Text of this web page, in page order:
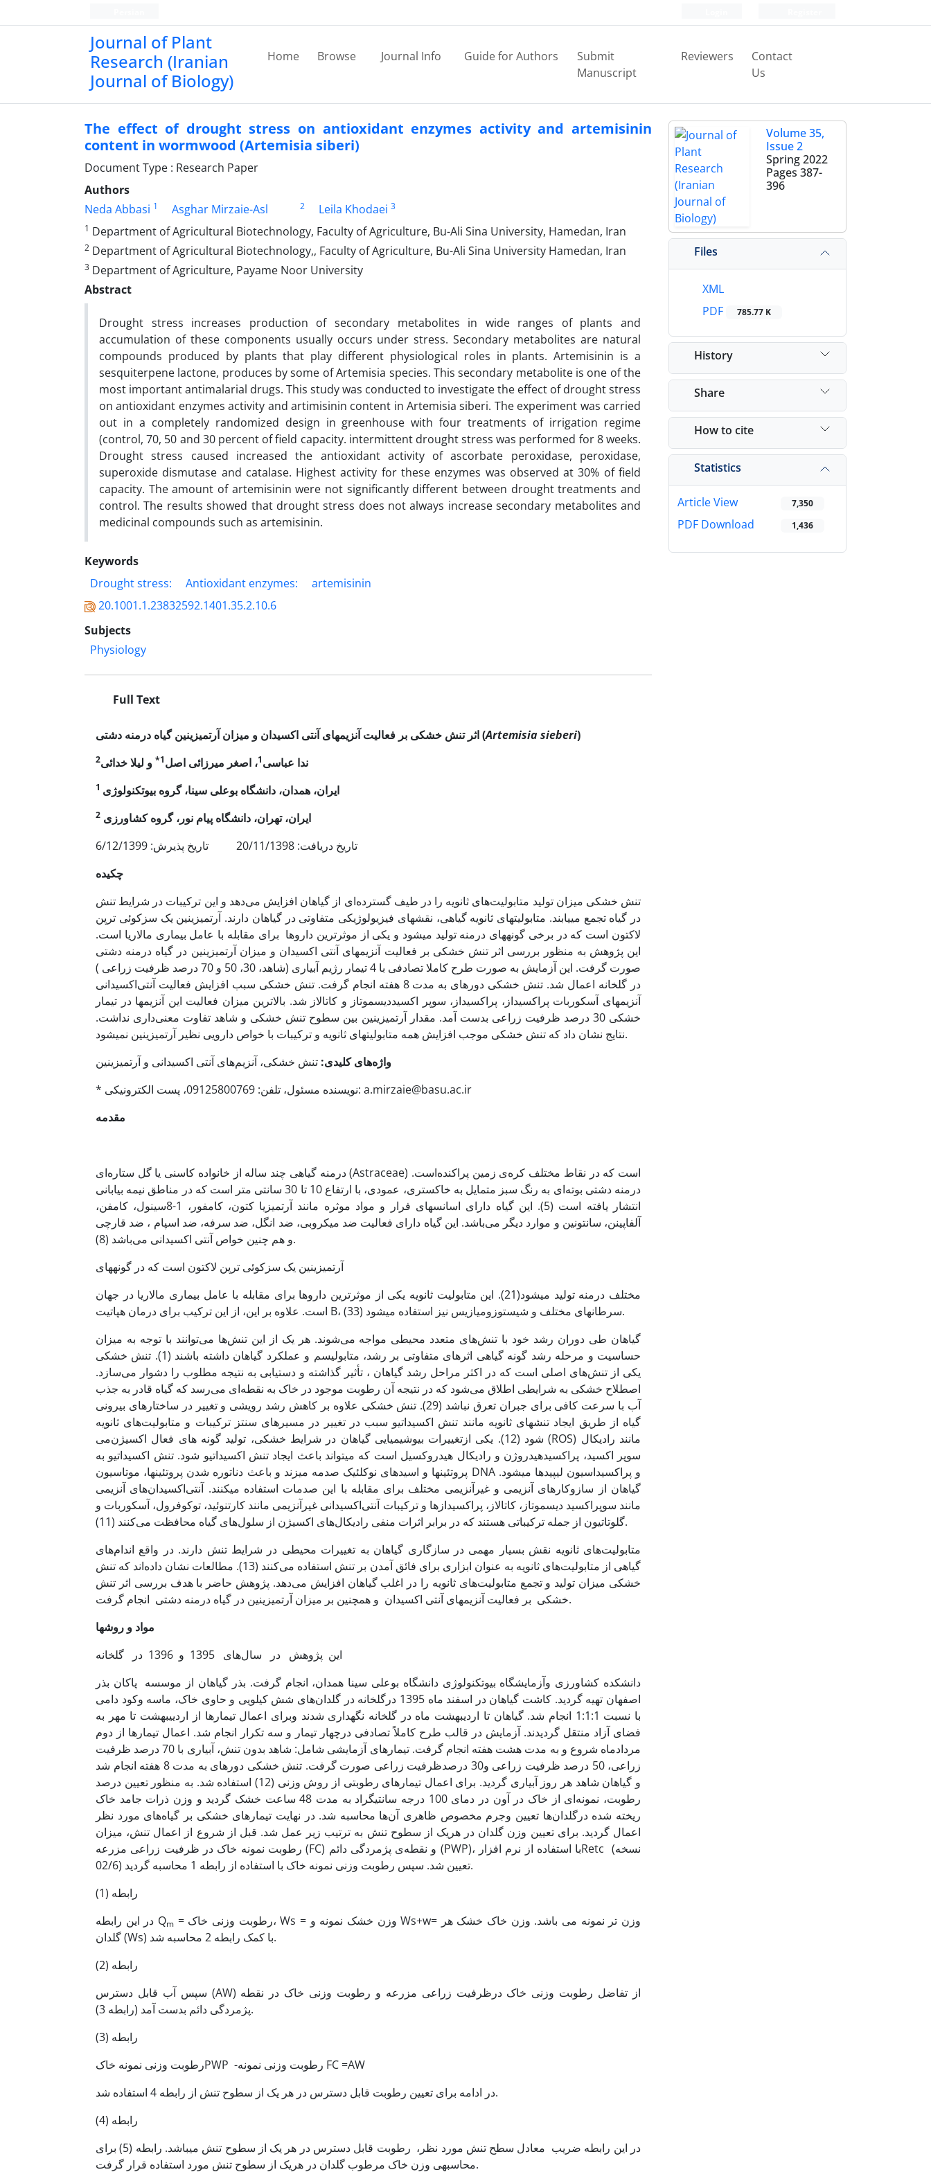
Journal of Plant
Research (Iranian
Journal of Biology)
Home Browse Journal Info Guide for Authors
Submit
Manuscript
Reviewers
Contact
Us
The effect of drought stress on antioxidant enzymes activity and artemisinin
content in wormwood (Artemisia siberi)
Document Type : Research Paper
Authors
Neda Abbasi 1 Asghar Mirzaie-Asl 2 Leila Khodaei 3
1 Department of Agricultural Biotechnology, Faculty of Agriculture, Bu-Ali Sina University, Hamedan, Iran
2 Department of Agricultural Biotechnology,, Faculty of Agriculture, Bu-Ali Sina University Hamedan, Iran
3 Department of Agriculture, Payame Noor University
Abstract
Drought stress increases production of secondary metabolites in wide ranges of plants and
accumulation of these components usually occurs under stress. Secondary metabolites are natural
compounds produced by plants that play different physiological roles in plants. Artemisinin is a
sesquiterpene lactone, produces by some of Artemisia species. This secondary metabolite is one of the
most important antimalarial drugs. This study was conducted to investigate the effect of drought stress
on antioxidant enzymes activity and artimisinin content in Artemisia siberi. The experiment was carried
out in a completely randomized design in greenhouse with four treatments of irrigation regime
(control, 70, 50 and 30 percent of field capacity. intermittent drought stress was performed for 8 weeks.
Drought stress caused increased the antioxidant activity of ascorbate peroxidase, peroxidase,
superoxide dismutase and catalase. Highest activity for these enzymes was observed at 30% of field
capacity. The amount of artemisinin were not significantly different between drought treatments and
control. The results showed that drought stress does not always increase secondary metabolites and
medicinal compounds such as artemisinin.
Keywords
Drought stress:
Antioxidant enzymes:
artemisinin
20.1001.1.23832592.1401.35.2.10.6
Subjects
Physiology
Full Text
اثر تنش خشکی بر فعالیت آنزیم­های آنتی اکسیدان و میزان آرتمیزینین گیاه درمنه دشتی(Artemisia sieberi)
ندا عباسی1، اصغر میرزائی اصل1* و لیلا خدائی2
1 ایران، همدان، دانشگاه بوعلی سینا، گروه بیوتکنولوژی
2 ایران، تهران، دانشگاه پیام نور، گروه کشاورزی
تاریخ دریافت: 20/11/1398 تاریخ پذیرش: 6/12/1399
چکیده
تنش خشکی میزان تولید متابولیت‌های ثانویه را در طیف گسترده‌ای از گیاهان افزایش می‌دهد و این ترکیبات در شرایط تنش
در گیاه تجمع می­یابند. متابولیت­های ثانویه گیاهی، نقش­های فیزیولوژیکی متفاوتی در گیاهان دارند. آرتمیزینین یک سزکوئی ترپن
لاکتون است که در برخی گونه­های درمنه تولید می­شود و یکی از موثرترین داروها برای مقابله با عامل بیماری مالاریا است.
این پژوهش به منظور بررسی اثر تنش خشکی بر فعالیت آنزیم­های آنتی اکسیدان و میزان آرتمیزینین در گیاه درمنه دشتی
صورت گرفت. این آزمایش به صورت طرح کاملا تصادفی با 4 تیمار رژیم آبیاری (شاهد، 30، 50 و 70 درصد ظرفیت زراعی )
در گلخانه اعمال شد. تنش خشکی دوره­ای به مدت 8 هفته انجام گرفت. تنش خشکی سبب افزایش فعالیت آنتی‌اکسیدانی
آنزیم­های آسکوربات پراکسیداز، پراکسیداز، سوپر اکسیددیسموتاز و کاتالاز شد. بالاترین میزان فعالیت این آنزیم­ها در تیمار
خشکی 30 درصد ظرفیت زراعی بدست آمد. مقدار آرتمیزینین بین سطوح تنش خشکی و شاهد تفاوت معنی‌داری نداشت.
نتایج نشان داد که تنش خشکی موجب افزایش همه متابولیت­های ثانویه و ترکیبات با خواص دارویی نظیر آرتمیزینین نمی­شود.
واژه‌های کلیدی: تنش خشکی، آنزیم‌های آنتی اکسیدانی و آرتمیزینین
* نویسنده مسئول، تلفن: 09125800769، پست الکترونیکی: a.mirzaie@basu.ac.ir
مقدمه
درمنه گیاهی چند ساله از خانواده کاسنی یا گل ستاره‌ای (Astraceae) است که در نقاط مختلف کره‌ی زمین پراکنده‌­است.
در­منه دشتی بوته‌ای به رنگ سبز متمایل به خاکستری، عمودی، با ارتفاع 10 تا 30 سانتی متر است که در مناطق نیمه بیابانی
انتشار یافته است (5). این گیاه دارای اسانس­های فرار و مواد موثره مانند آرتمیزیا کتون، کامفور، 1-‌8‌سینول، کامفن،
آلفاپینن، سانتونین و موارد دیگر می‌باشد. این گیاه دارای فعالیت ضد میکروبی، ضد انگل، ضد سرفه، ضد اسپام ، ضد قارچی
و هم چنین خواص آنتی اکسیدانی می‌باشد (8).
آرتمیزینین یک سزکوئی ترپن لاکتون است که در گونه­های
مختلف درمنه تولید می­شود(21). این متابولیت ثانویه یکی از موثرترین داروها برای مقابله با عامل بیماری مالاریا در جهان
است. علاوه بر این، از این ترکیب برای درمان هپاتیت B، سرطان­های مختلف و شیستوزومیازیس نیز استفاده می­شود (33).
گیاهان طی دوران رشد خود با تنش‌های متعدد محیطی مواجه می‌شوند. هر یک از این تنش‌ها می‌توانند با توجه به میزان
حساسیت و مرحله رشد گونه گیاهی اثرهای متفاوتی بر رشد، متابولیسم و عملکرد گیاهان داشته باشند (1). تنش خشکی
یکی از تنش‌های اصلی است که در اکثر مراحل رشد گیاهان ، تأثیر گذاشته و دستیابی به نتیجه مطلوب را دشوار می‌سازد.
اصطلاح خشکی به شرایطی اطلاق می‌شود که در نتیجه آن رطوبت موجود در خاک به نقطه‌ای می‌رسد که گیاه قادر به جذب
آب با سرعت کافی برای جبران تعرق نباشد (29). تنش خشکی علاوه بر کاهش رشد رویشی و تغییر در ساختار‌های بیرونی
گیاه از طریق ایجاد تنش­های ثانویه مانند تنش اکسیداتیو سبب در تغییر در مسیر‌های سنتز ترکیبات و متابولیت‌های ثانویه
می‎‌شود (12). یکی ازتغییرات بیوشیمیایی گیاهان در شرایط خشکی، تولید گونه های فعال اکسیژن (ROS) مانند رادیکال
سوپر اکسید، پراکسیدهیدروژن و رادیکال هیدروکسیل است که می­تواند باعث ایجاد تنش اکسیداتیو شود. تنش اکسیداتیو به
پروتئین­ها و اسیدهای نوکلئیک صدمه می­زند و باعث دناتوره شدن پروتئین­ها، موتاسیون DNA و پراکسیداسیون لیپیدها می­شود.
گیاهان از سازوکارهای آنزیمی و غیرآنزیمی مختلف برای مقابله با این صدمات استفاده می­کنند. آنتی‌اکسیدان‌های آنزیمی
مانند سوپراکسید دیسموتاز، کاتالاز، پراکسیدازها و ترکیبات آنتی‌اکسیدانی غیرآنزیمی مانند کارتنوئید، توکوفرول، آسکوربات و
گلوتاتیون از جمله ترکیباتی هستند که در برابر اثرات منفی رادیکال‌های اکسیژن از سلول‌های گیاه محافظت می‌کنند (11).
متابولیت‌های ثانویه نقش بسیار مهمی در سازگاری گیاهان به تغییرات محیطی در شرایط تنش دارند. در واقع اندام‌های
گیاهی از متابولیت‌های ثانویه به عنوان ابزاری برای فائق آمدن بر تنش استفاده می‌کنند (13). مطالعات نشان داده‌اند که تنش
خشکی میزان تولید و تجمع متابولیت‌های ثانویه را در اغلب گیاهان افزایش می‌دهد. پژوهش حاضر با هدف بررسی اثر تنش
خشکی بر فعالیت آنزیم­های آنتی اکسیدان و همچنین بر میزان آرتمیزینین در گیاه درمنه دشتی انجام گرفت.
مواد و روشها
این پژوهش در سال‌های 1395 و 1396 در گلخانه
دانشکده کشاورزی وآزمایشگاه بیوتکنولوژی دانشگاه بوعلی سینا همدان، انجام گرفت. بذر گیاهان از موسسه پاکان بذر
اصفهان تهیه گردید. کاشت گیاهان در اسفند ماه 1395 درگلخانه در گلدان‌های شش کیلویی و حاوی خاک، ماسه وکود دامی
با نسبت 1:1:1 انجام شد. گیاهان تا اردیبهشت ماه در گلخانه نگهداری شدند وبرای اعمال تیمارها از اردییبهشت تا مهر به
فضای آزاد منتقل گردیدند. آزمایش در قالب طرح کاملاً تصادفی درچهار تیمار و سه تکرار انجام شد. اعمال تیمارها از دوم
مردادماه شروع و به مدت هشت هفته انجام گرفت. تیمارهای آزمایشی شامل: شاهد بدون تنش، آبیاری با 70 درصد ظرفیت
زراعی، 50 درصد ظرفیت زراعی و30 درصدظرفیت زراعی صورت گرفت. تنش خشکی دوره­ای به مدت 8 هفته انجام شد
و گیاهان شاهد هر روز آبیاری گردید. برای اعمال تیمار‌های رطوبتی از روش وزنی (12) استفاده شد. به منظور تعیین درصد
رطوبت، نمونه‌ای از خاک در آون در دمای 100 درجه سانتی­گراد به مدت 48 ساعت خشک گردید و وزن ذرات جامد خاک
ریخته شده درگلدان‌ها تعیین وجرم مخصوص ظاهری آن‌ها محاسبه شد. در نهایت تیمار‌های خشکی بر گیاه‌های مورد نظر
اعمال گردید. برای تعیین وزن گلدان‌ در هریک از سطوح تنش به ترتیب زیر عمل شد. قبل از شروع از اعمال تنش، میزان
رطوبت نمونه خاک در ظرفیت زراعی مزرعه (FC) و نقطه‌ی پژمردگی دائم (PWP)، با استفاده از نرم افزارRetc (نسخه
02/6) تعیین شد. سپس رطوبت وزنی نمونه خاک با استفاده از رابطه 1 محاسبه گردید.
در این رابطه Qm= رطوبت وزنی خاک، Ws = وزن خشک نمونه و Ws+w= وزن تر نمونه می باشد. وزن خاک خشک هر
گلدان (Ws) با کمک رابطه 2 محاسبه شد.
سپس آب قابل دسترس (AW) از تفاضل رطوبت وزنی خاک درظرفیت زراعی مزرعه و رطوبت وزنی خاک در نقطه
پژمردگی دائم بدست آمد (رابطه 3).
رابطه (3)
رطوبت وزنی نمونه خاکPWP -رطوبت وزنی نمونه FC =AW
در ادامه برای تعیین رطوبت قابل دسترس در هر یک از سطوح تنش از رابطه 4 استفاده شد.
در این رابطه ضریب معادل سطح تنش مورد نظر، رطوبت قابل دسترس در هر یک از سطوح تنش می­­باشد. رابطه (5) برای
محاسبه­ی وزن خاک مرطوب گلدان در هریک از سطوح تنش مورد استفاده قرار گرفت.
Volume 35,
Issue 2
Spring 2022
Pages 387-
396
Files
XML
PDF
785.77 K
History
Share
How to cite
Statistics
Article View 7,350
PDF Download 1,436